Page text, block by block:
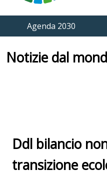
Agenda 2030
Notizie dal
Ddl bilancio
transizione